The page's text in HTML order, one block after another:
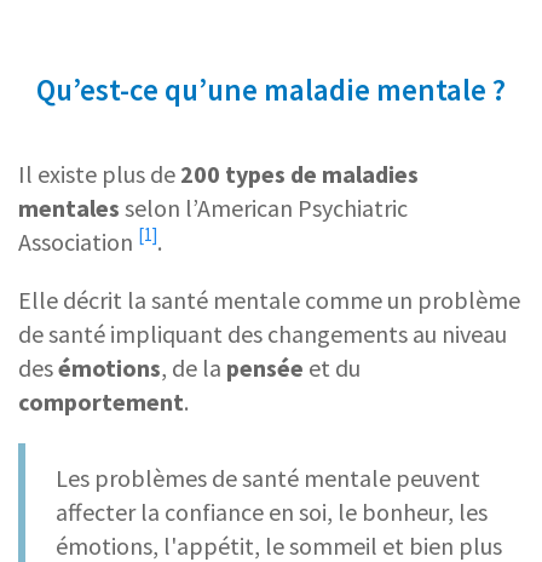
Qu’est-ce qu’une maladie mentale ?
Il existe plus de 200 types de maladies
mentales selon l’American Psychiatric
Association [1].
Elle décrit la santé mentale comme un problème
de santé impliquant des changements au niveau
desémotions, de la pensée et du
comportement.
Les problèmes de santé mentale peuvent
affecter la confiance en soi, le bonheur, les
émotions, l'appétit, le sommeil et bien plus